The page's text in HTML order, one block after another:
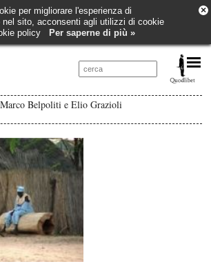
per migliorare l'esperienza di
nel sito, acconsenti agli utilizzi di cookie
policy
Per saperne di più »
×
Belpoliti e Elio Grazioli